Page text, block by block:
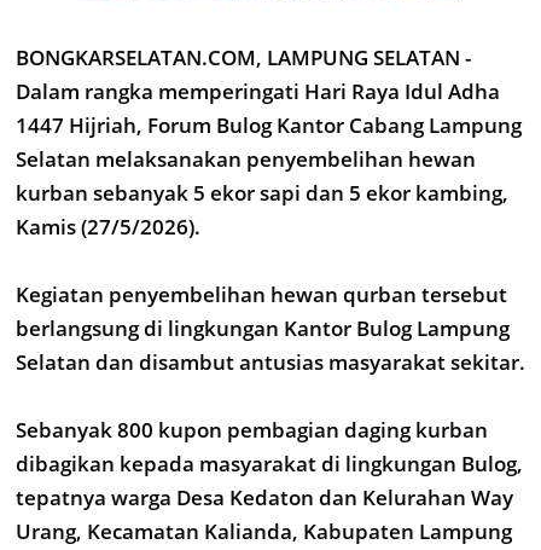
BONGKARSELATAN.COM, LAMPUNG SELATAN -
Dalam rangka memperingati Hari Raya Idul Adha
1447 Hijriah, Forum Bulog Kantor Cabang Lampung
Selatan melaksanakan penyembelihan hewan
kurban sebanyak 5 ekor sapi dan 5 ekor kambing,
Kamis (27/5/2026).
Kegiatan penyembelihan hewan qurban tersebut
berlangsung di lingkungan Kantor Bulog Lampung
Selatan dan disambut antusias masyarakat sekitar.
Sebanyak 800 kupon pembagian daging kurban
dibagikan kepada masyarakat di lingkungan Bulog,
tepatnya warga Desa Kedaton dan Kelurahan Way
Urang, Kecamatan Kalianda, Kabupaten Lampung